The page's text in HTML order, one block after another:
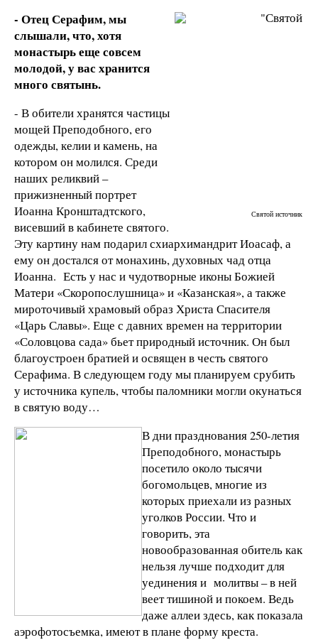
Святой источник
- Отец Серафим, мы
слышали, что, хотя
монастырь еще совсем
молодой, у вас хранится
много святынь.
- В обители хранятся частицы
мощей Преподобного, его
одежды, келии и камень, на
котором он молился. Среди
наших реликвий –
прижизненный портрет
Иоанна Кронштадтского,
висевший в кабинете святого.
Эту картину нам подарил схиархимандрит Иоасаф, а
ему он достался от монахинь, духовных чад отца
Иоанна. Есть у нас и чудотворные иконы Божией
Матери «Скоропослушница» и «Казанская», а также
мироточивый храмовый образ Христа Спасителя
«Царь Славы». Еще с давних времен на территории
«Соловцова сада» бьет природный источник. Он был
благоустроен братией и освящен в честь святого
Серафима. В следующем году мы планируем срубить
у источника купель, чтобы паломники могли окунаться
в святую воду…
В дни празднования 250-летия
Преподобного, монастырь
посетило около тысячи
богомольцев, многие из
которых приехали из разных
уголков России. Что и
говорить, эта
новообразованная обитель как
нельзя лучше подходит для
уединения и молитвы – в ней
веет тишиной и покоем. Ведь
даже аллеи здесь, как показала
аэрофотосъемка, имеют в плане форму креста.